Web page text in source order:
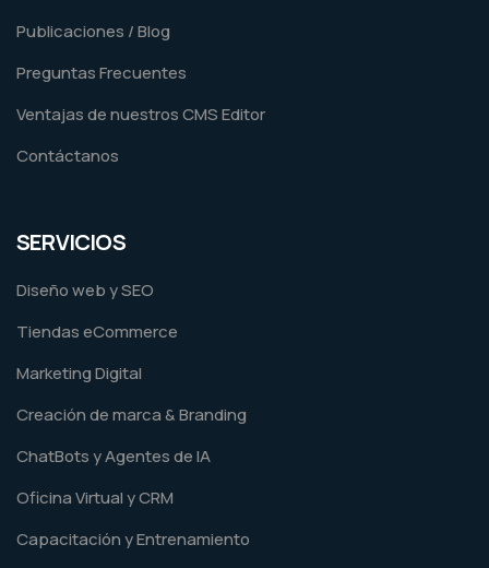
Publicaciones / Blog
Preguntas Frecuentes
Ventajas de nuestros CMS Editor
Contáctanos
SERVICIOS
Diseño web y SEO
Tiendas eCommerce
Marketing Digital
Creación de marca & Branding
ChatBots y Agentes de IA
Oficina Virtual y CRM
Capacitación y Entrenamiento